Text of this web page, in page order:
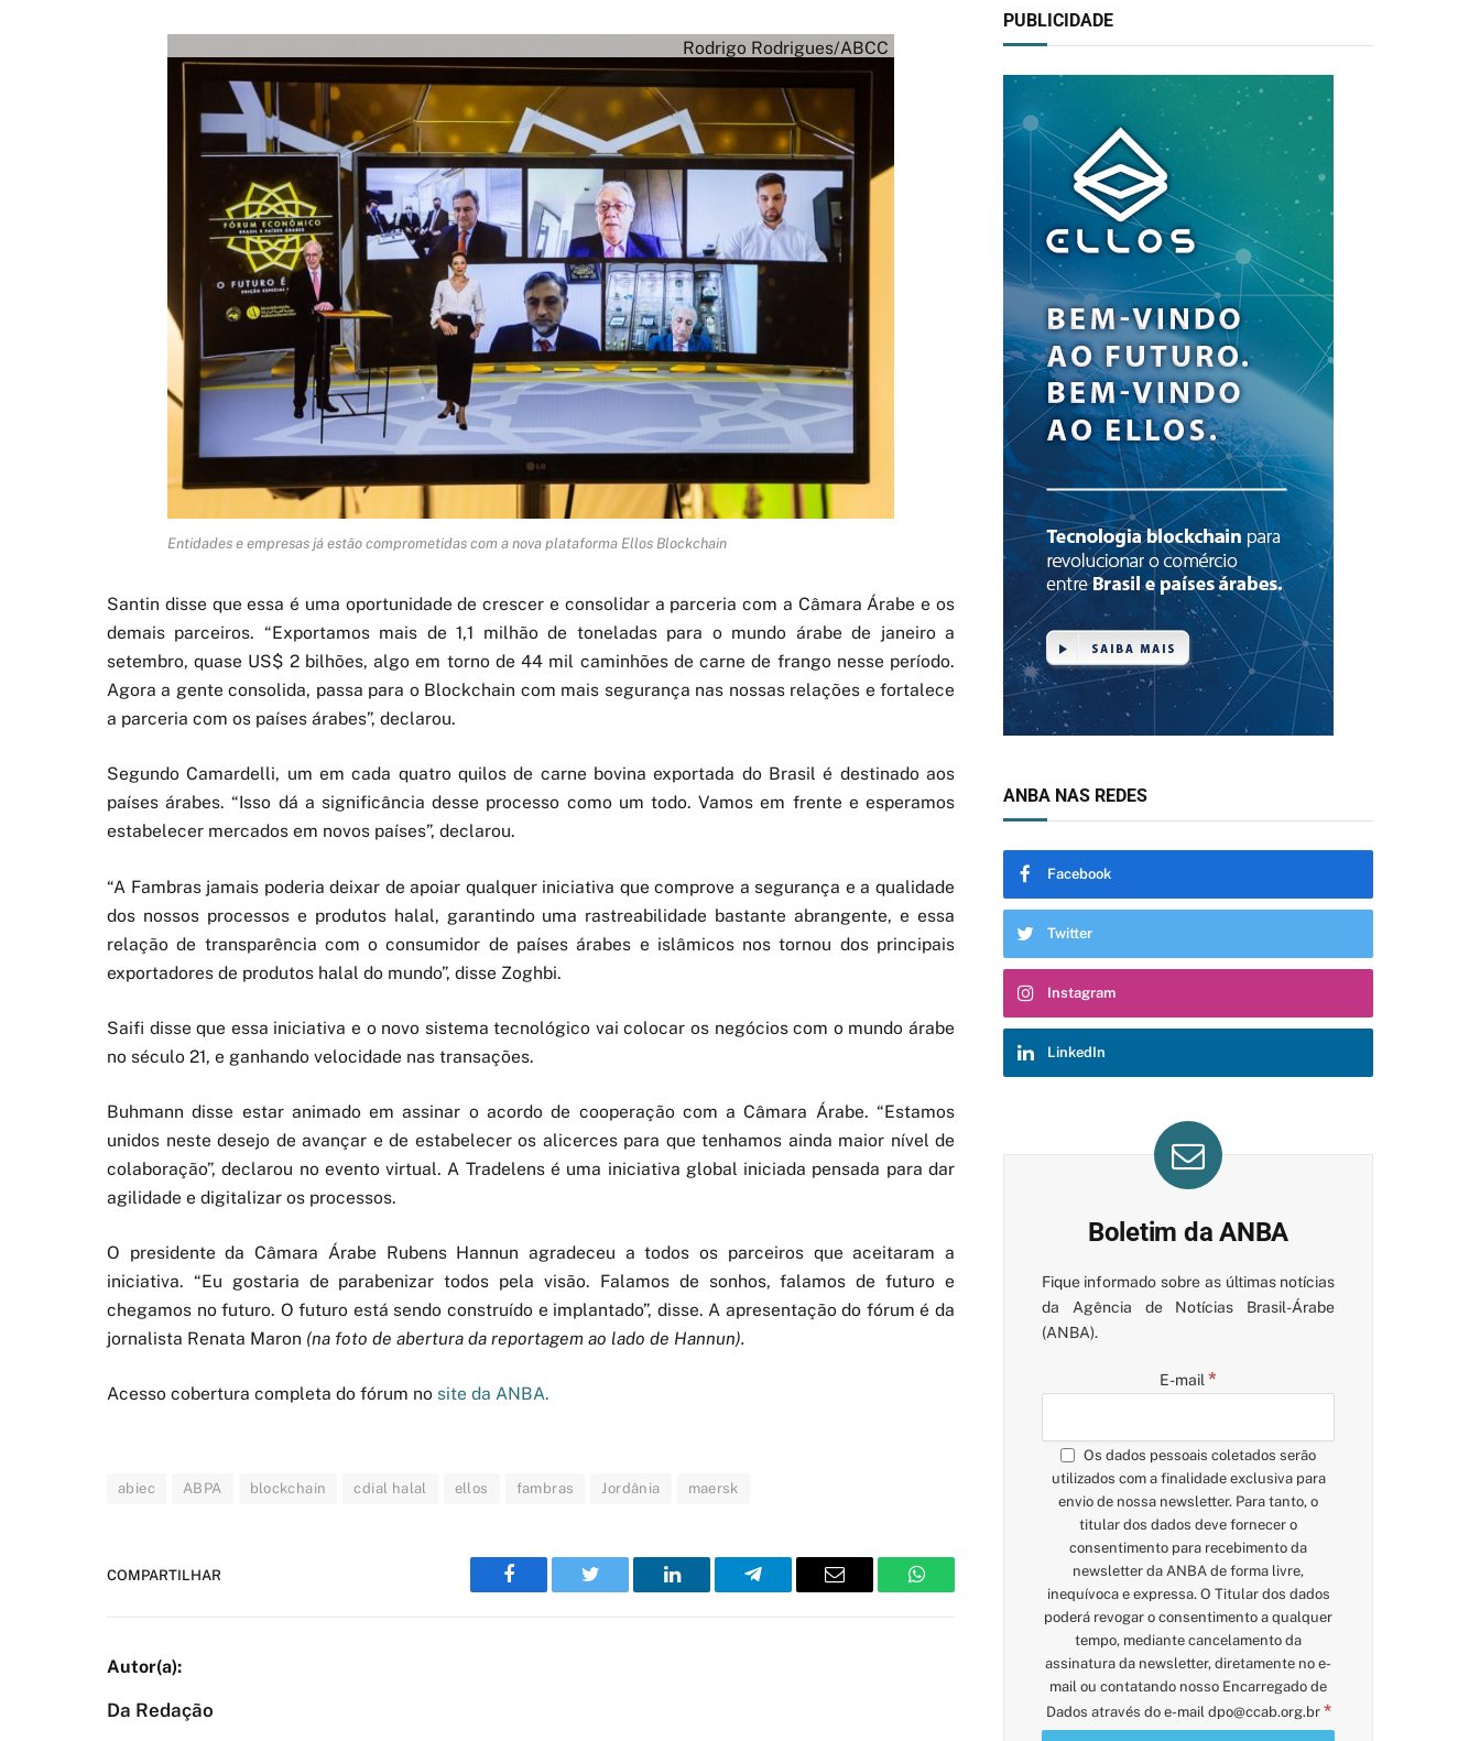
Rodrigo Rodrigues/ABCC
Entidades e empresas já estão comprometidas com a nova plataforma Ellos Blockchain
Santin disse que essa é uma oportunidade de crescer e consolidar a parceria com a Câmara Árabe e os
demais parceiros. “Exportamos mais de 1,1 milhão de toneladas para o mundo árabe de janeiro a
setembro, quase US$ 2 bilhões, algo em torno de 44 mil caminhões de carne de frango nesse período.
Agora a gente consolida, passa para o Blockchain com mais segurança nas nossas relações e fortalece
a parceria com os países árabes”, declarou.
Segundo Camardelli, um em cada quatro quilos de carne bovina exportada do Brasil é destinado aos
países árabes. “Isso dá a significância desse processo como um todo. Vamos em frente e esperamos
estabelecer mercados em novos países”, declarou.
“A Fambras jamais poderia deixar de apoiar qualquer iniciativa que comprove a segurança e a qualidade
dos nossos processos e produtos halal, garantindo uma rastreabilidade bastante abrangente, e essa
relação de transparência com o consumidor de países árabes e islâmicos nos tornou dos principais
exportadores de produtos halal do mundo”, disse Zoghbi.
Saifi disse que essa iniciativa e o novo sistema tecnológico vai colocar os negócios com o mundo árabe
no século 21, e ganhando velocidade nas transações.
Buhmann disse estar animado em assinar o acordo de cooperação com a Câmara Árabe. “Estamos
unidos neste desejo de avançar e de estabelecer os alicerces para que tenhamos ainda maior nível de
colaboração”, declarou no evento virtual. A Tradelens é uma iniciativa global iniciada pensada para dar
agilidade e digitalizar os processos.
O presidente da Câmara Árabe Rubens Hannun agradeceu a todos os parceiros que aceitaram a
iniciativa. “Eu gostaria de parabenizar todos pela visão. Falamos de sonhos, falamos de futuro e
chegamos no futuro. O futuro está sendo construído e implantado”, disse. A apresentação do fórum é da
jornalista Renata Maron (na foto de abertura da reportagem ao lado de Hannun).
Acesso cobertura completa do fórum no site da ANBA.
abiec ABPA blockchain cdial halal ellos fambras Jordânia maersk
COMPARTILHAR
Facebook Twitter LinkedIn Telegram Email WhatsApp
Da Redação
PUBLICIDADE
ANBA NAS REDES
Facebook
Twitter
Instagram
LinkedIn
Boletim da ANBA
Fique informado sobre as últimas notícias
da Agência de Notícias Brasil-Árabe
(ANBA).
E-mail *
Os dados pessoais coletados serão
utilizados com a finalidade exclusiva para
envio de nossa newsletter. Para tanto, o
titular dos dados deve fornecer o
consentimento para recebimento da
newsletter da ANBA de forma livre,
inequívoca e expressa. O Titular dos dados
poderá revogar o consentimento a qualquer
tempo, mediante cancelamento da
assinatura da newsletter, diretamente no e-
mail ou contatando nosso Encarregado de
Dados através do e-mail dpo@ccab.org.br *